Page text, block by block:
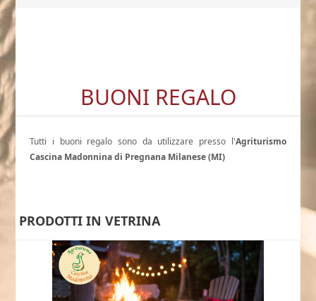
BUONI REGALO
Tutti i buoni regalo sono da utilizzare presso l'Agriturismo
Cascina Madonnina di Pregnana Milanese (MI)
PRODOTTI IN VETRINA